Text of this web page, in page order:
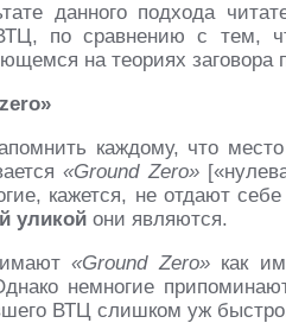
данного подхода
по сравнению с тем,
на теориях заговора
каждому, что
«Ground Zero»
кажется, не отдают
уликой они являются.
«Ground Zero»как
немногие
ВТЦ слишком уж